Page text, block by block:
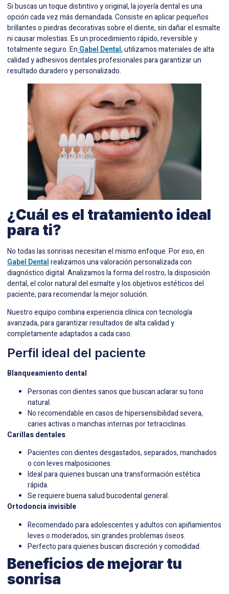
Si buscas un toque distintivo y original, la joyería dental es una
opción cada vez más demandada. Consiste en aplicar pequeños
brillantes o piedras decorativas sobre el diente, sin dañar el esmalte
ni causar molestias. Es un procedimiento rápido, reversible y
totalmente seguro. En Gabel Dental, utilizamos materiales de alta
calidad y adhesivos dentales profesionales para garantizar un
resultado duradero y personalizado.
¿Cuál es el tratamiento ideal
para ti?
No todas las sonrisas necesitan el mismo enfoque. Por eso, en
Gabel Dentalrealizamos una valoración personalizada con
diagnóstico digital. Analizamos la forma del rostro, la disposición
dental, el color natural del esmalte y los objetivos estéticos del
paciente, para recomendar la mejor solución.
Nuestro equipo combina experiencia clínica con tecnología
avanzada, para garantizar resultados de alta calidad y
completamente adaptados a cada caso.
Perfil ideal del paciente
Blanqueamiento dental
Personas con dientes sanos que buscan aclarar su tono
natural.
No recomendable en casos de hipersensibilidad severa,
caries activas o manchas internas por tetraciclinas.
Carillas dentales
Pacientes con dientes desgastados, separados, manchados
o con leves malposiciones.
Ideal para quienes buscan una transformación estética
rápida.
Se requiere buena salud bucodental general.
Ortodoncia invisible
Recomendado para adolescentes y adultos con apiñamientos
leves o moderados, sin grandes problemas óseos.
Perfecto para quienes buscan discreción y comodidad.
Beneficios de mejorar tu
sonrisa